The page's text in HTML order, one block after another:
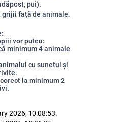
pui).
grijii față de animale.
vor putea:
minimum 4 animale
cu sunetul și
la minimum 2
2026, 10:08:53.